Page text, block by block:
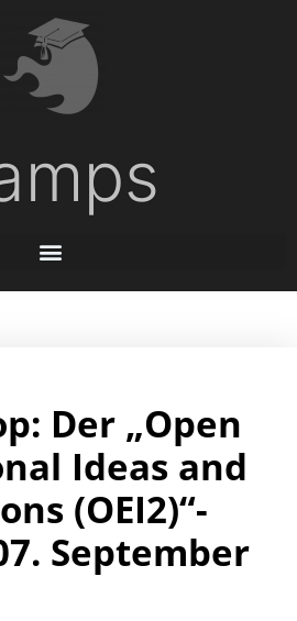
Der „Open
Ideas and
(OEI2)“-
September